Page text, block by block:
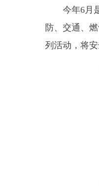
列活动，将安全